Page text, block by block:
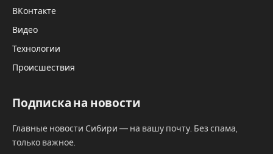
рекомендуют не приостанавливать
оригинальные предложения, а
разрабатывать их по специальным
техническим условиям ( СТУ).
позволяют удачно получить согласования в
специальных органах.